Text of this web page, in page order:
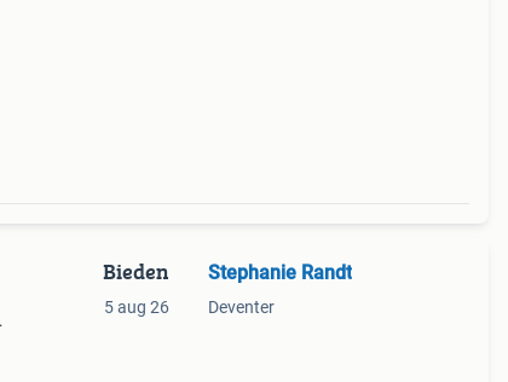
Bieden
5 aug 26
Stephanie Randt
Deventer